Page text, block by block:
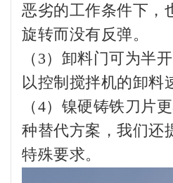
恶劣的工作条件下，
旋转而没有反弹。
（3）卸料门可为半
以控制搅拌机的卸料
（4）镍硬铸铁刀片
种替代方案，我们还
特殊要求。